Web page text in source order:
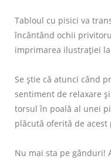
Tabloul cu pisici va
încântând ochii
imprimarea ilustrației
Se știe că atunci când
sentiment de relaxare
torsul în poală al unei
plăcută oferită de
Nu mai sta pe gânduri!